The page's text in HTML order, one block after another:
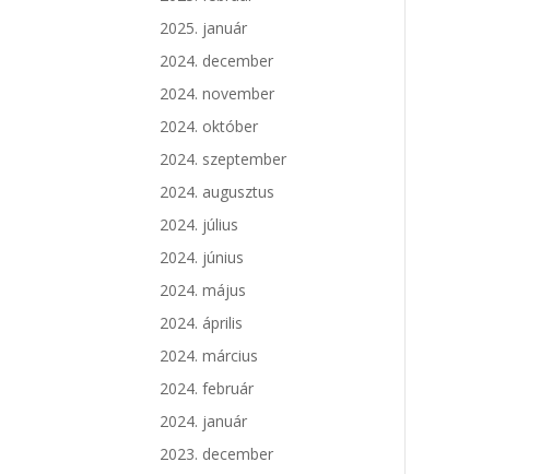
2025. január
2024. december
2024. november
2024. október
2024. szeptember
2024. augusztus
2024. július
2024. június
2024. május
2024. április
2024. március
2024. február
2024. január
2023. december